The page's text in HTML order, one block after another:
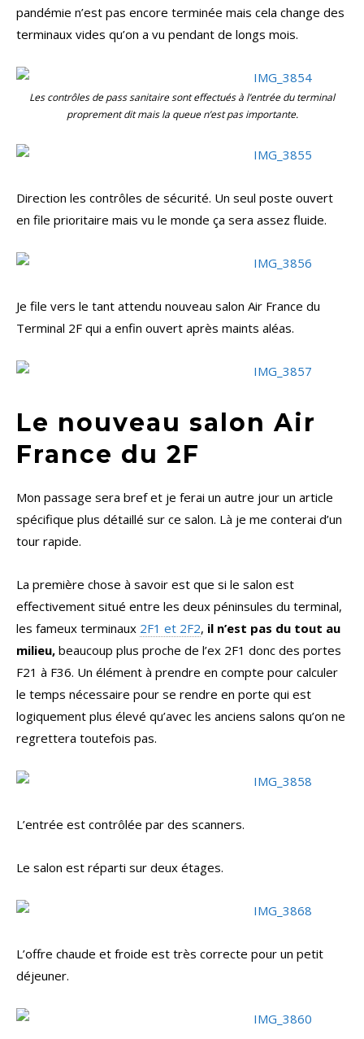
pandémie n’est pas encore terminée mais cela change des
terminaux vides qu’on a vu pendant de longs mois.
Les contrôles de pass sanitaire sont effectués à l’entrée du terminal
proprement dit mais la queue n’est pas importante.
Direction les contrôles de sécurité. Un seul poste ouvert
en file prioritaire mais vu le monde ça sera assez fluide.
Je file vers le tant attendu nouveau salon Air France du
Terminal 2F qui a enfin ouvert après maints aléas.
Le nouveau salon Air
France du 2F
Mon passage sera bref et je ferai un autre jour un article
spécifique plus détaillé sur ce salon. Là je me conterai d’un
tour rapide.
La première chose à savoir est que si le salon est
effectivement situé entre les deux péninsules du terminal,
les fameux terminaux 2F1 et 2F2, il n’est pas du tout au
milieu, beaucoup plus proche de l’ex 2F1 donc des portes
F21 à F36. Un élément à prendre en compte pour calculer
le temps nécessaire pour se rendre en porte qui est
logiquement plus élevé qu’avec les anciens salons qu’on ne
regrettera toutefois pas.
L’entrée est contrôlée par des scanners.
Le salon est réparti sur deux étages.
L’offre chaude et froide est très correcte pour un petit
déjeuner.